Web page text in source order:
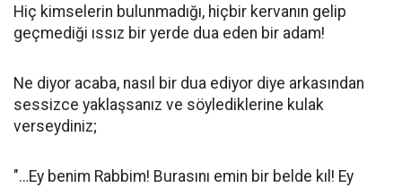
Hiç kimselerin bulunmadığı, hiçbir kervanın gelip
geçmediği ıssız bir yerde dua eden bir adam!
Ne diyor acaba, nasıl bir dua ediyor diye arkasından
sessizce yaklaşsanız ve söylediklerine kulak
verseydiniz;
"…Ey benim Rabbim! Burasını emin bir belde kıl! Ey